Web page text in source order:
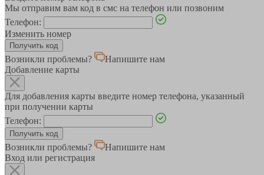
Мы отправим вам код в смс на телефон или позвоним
Телефон:
Изменить номер
Возникли проблемы?
Напишите нам
Добавление карты
Для добавления карты введите номер телефона, указанный
при получении карты
Телефон:
Возникли проблемы?
Напишите нам
Вход или регистрация